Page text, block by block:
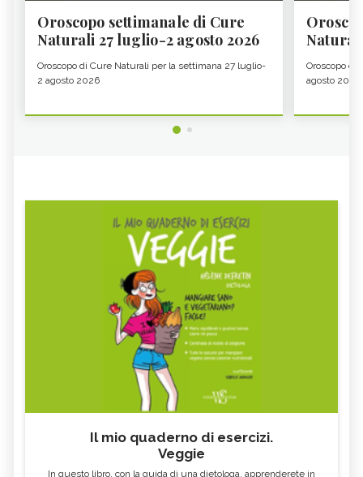
Oroscopo settimanale di Cure
Naturali 27 luglio-2 agosto 2026
Oroscopo di Cure Naturali per la settimana 27 luglio-
2 agosto 2026
Oroscopo di
agosto 2026
Il mio quaderno di esercizi.
Veggie
In questo libro, con la guida di una dietologa, apprenderete in